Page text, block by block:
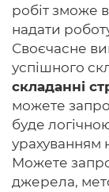
робіт зможе
надати
Своєчасне
успішного
складанні
можете
буде
урахуванням
Можете
джерела,